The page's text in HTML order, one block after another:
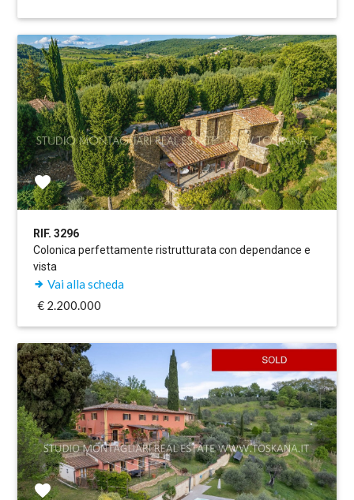
RIF. 3296
Colonica perfettamente ristrutturata con dependance e
vista
Vai alla scheda
€ 2.200.000